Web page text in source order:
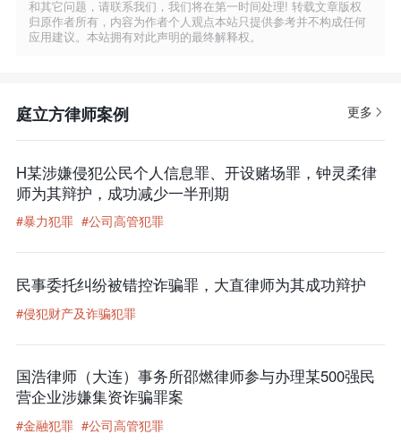
和其它问题，请联系我们，我们将在第一时间处理! 转载文章版权
归原作者所有，内容为作者个人观点本站只提供参考并不构成任何
应用建议。本站拥有对此声明的最终解释权。
庭立方律师案例 更多
H某涉嫌侵犯公民个人信息罪、开设赌场罪，钟灵柔律
师为其辩护，成功减少一半刑期
#暴力犯罪 #公司高管犯罪
民事委托纠纷被错控诈骗罪，大直律师为其成功辩护
#侵犯财产及诈骗犯罪
国浩律师（大连）事务所邵燃律师参与办理某500强民
营企业涉嫌集资诈骗罪案
#金融犯罪 #公司高管犯罪